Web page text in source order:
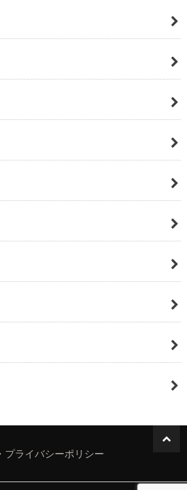
プライバシーポリシー